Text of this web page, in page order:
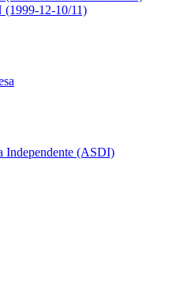
(1999-12-10/11)
Independente (ASDI)